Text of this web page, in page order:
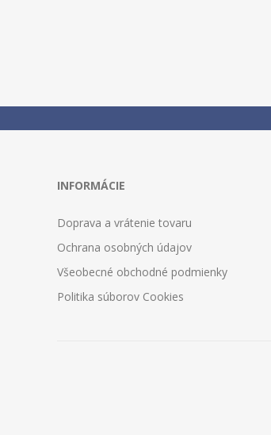
INFORMÁCIE
Doprava a vrátenie tovaru
Ochrana osobných údajov
Všeobecné obchodné podmienky
Politika súborov Cookies